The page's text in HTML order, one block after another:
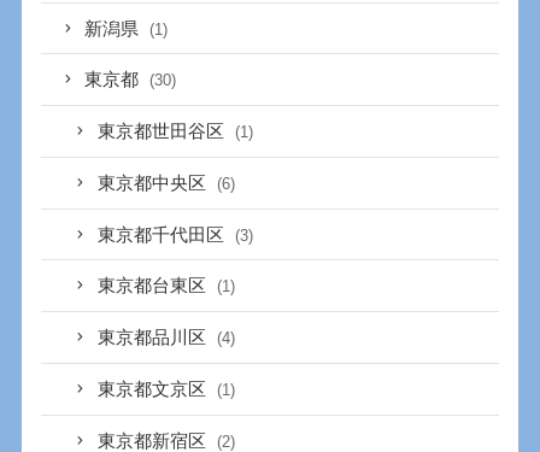
新潟県 (1)
東京都 (30)
東京都世田谷区 (1)
東京都中央区 (6)
東京都千代田区 (3)
東京都台東区 (1)
東京都品川区 (4)
東京都文京区 (1)
東京都新宿区 (2)